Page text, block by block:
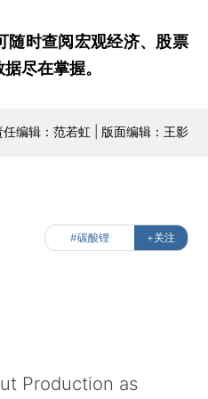
随时查阅宏观经济、股票
尽在掌握。
任编辑：范若虹 | 版面编辑：王影
#碳酸锂 +关注
Production as